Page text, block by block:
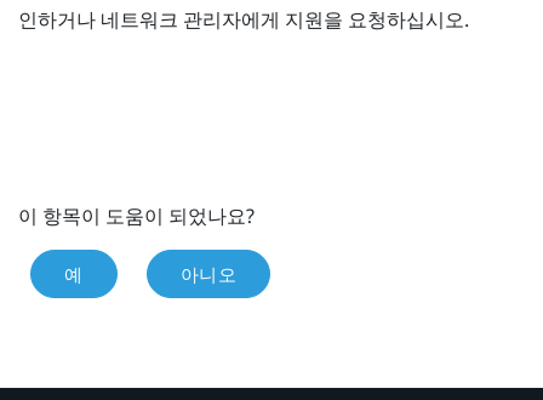
인하거나 네트워크 관리자에게 지원을 요청하십시오.
이 항목이 도움이 되었나요?
예 아니오